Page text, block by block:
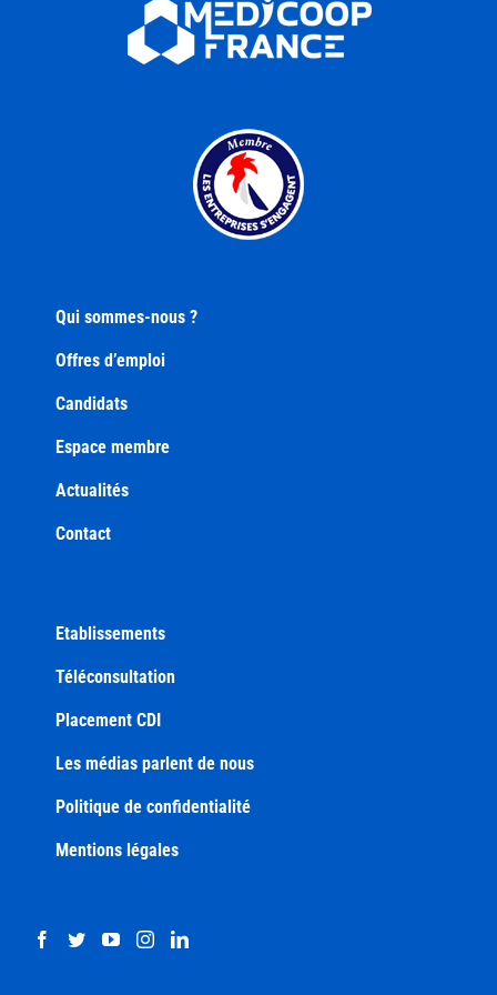
Qui sommes-nous ?
Offres d’emploi
Candidats
Espace membre
Actualités
Contact
Etablissements
Téléconsultation
Placement CDI
Les médias parlent de nous
Politique de confidentialité
Mentions légales